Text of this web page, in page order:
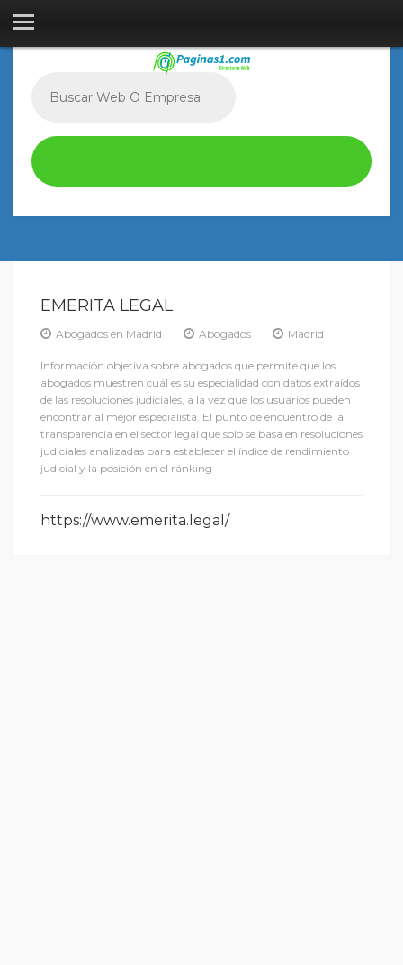
EMERITA LEGAL
Abogados en Madrid Abogados Madrid
Información objetiva sobre abogados que permite que los
abogados muestren cuál es su especialidad con datos extraídos
de las resoluciones judiciales, a la vez que los usuarios pueden
encontrar al mejor especialista. El punto de encuentro de la
transparencia en el sector legal que solo se basa en resoluciones
judiciales analizadas para establecer el índice de rendimiento
judicial y la posición en el ránking
https://www.emerita.legal/